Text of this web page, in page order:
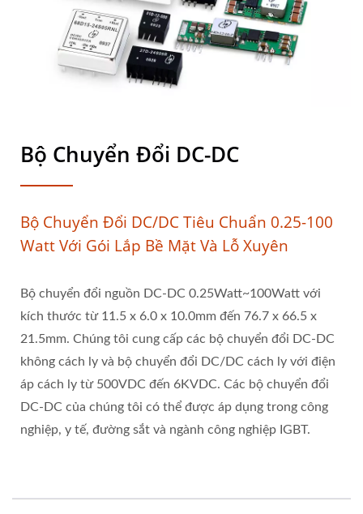
Bộ Chuyển Đổi DC-DC
Bộ Chuyển Đổi DC/DC Tiêu Chuẩn 0.25-100
Watt Với Gói Lắp Bề Mặt Và Lỗ Xuyên
Bộ chuyển đổi nguồn DC-DC 0.25Watt~100Watt với
kích thước từ 11.5 x 6.0 x 10.0mm đến 76.7 x 66.5 x
21.5mm. Chúng tôi cung cấp các bộ chuyển đổi DC-DC
không cách ly và bộ chuyển đổi DC/DC cách ly với điện
áp cách ly từ 500VDC đến 6KVDC. Các bộ chuyển đổi
DC-DC của chúng tôi có thể được áp dụng trong công
nghiệp, y tế, đường sắt và ngành công nghiệp IGBT.